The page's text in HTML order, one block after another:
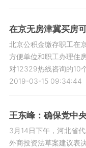
在京无房津冀买房
北京公积金缴存职工在
方便单位和职工办理住
对12329热线咨询的10
2019-03-15 09:34:44
王东峰：确保党中
3月14日下午，河北省
外商投资法草案建议表